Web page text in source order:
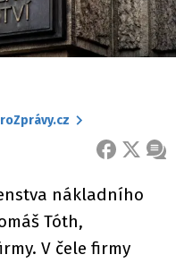
FACEBOOK
X
nákladního
Tóth,
V čele firmy